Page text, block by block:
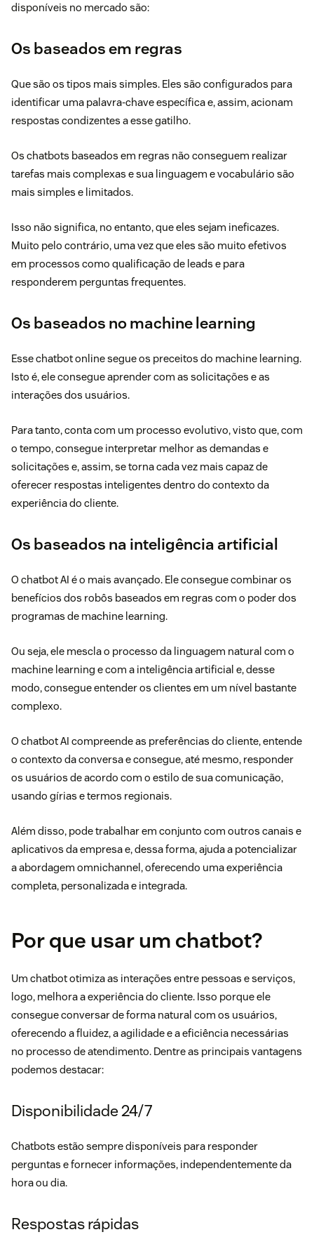
disponíveis no mercado são:
Os baseados em regras
Que são os tipos mais simples. Eles são configurados para
identificar uma palavra-chave específica e, assim, acionam
respostas condizentes a esse gatilho.
Os chatbots baseados em regras não conseguem realizar
tarefas mais complexas e sua linguagem e vocabulário são
mais simples e limitados.
Isso não significa, no entanto, que eles sejam ineficazes.
Muito pelo contrário, uma vez que eles são muito efetivos
em processos como qualificação de leads e para
responderem perguntas frequentes.
Os baseados no machine learning
Esse chatbot online segue os preceitos do machine learning.
Isto é, ele consegue aprender com as solicitações e as
interações dos usuários.
Para tanto, conta com um processo evolutivo, visto que, com
o tempo, consegue interpretar melhor as demandas e
solicitações e, assim, se torna cada vez mais capaz de
oferecer respostas inteligentes dentro do contexto da
experiência do cliente.
Os baseados na inteligência artificial
O chatbot AI é o mais avançado. Ele consegue combinar os
benefícios dos robôs baseados em regras com o poder dos
programas de machine learning.
Ou seja, ele mescla o processo da linguagem natural com o
machine learning e com a inteligência artificial e, desse
modo, consegue entender os clientes em um nível bastante
complexo.
O chatbot AI compreende as preferências do cliente, entende
o contexto da conversa e consegue, até mesmo, responder
os usuários de acordo com o estilo de sua comunicação,
usando gírias e termos regionais.
Além disso, pode trabalhar em conjunto com outros canais e
aplicativos da empresa e, dessa forma, ajuda a potencializar
a abordagem omnichannel, oferecendo uma experiência
completa, personalizada e integrada.
Por que usar um chatbot?
Um chatbot otimiza as interações entre pessoas e serviços,
logo, melhora a experiência do cliente. Isso porque ele
consegue conversar de forma natural com os usuários,
oferecendo a fluidez, a agilidade e a eficiência necessárias
no processo de atendimento. Dentre as principais vantagens
podemos destacar:
Disponibilidade 24/7
Chatbots estão sempre disponíveis para responder
perguntas e fornecer informações, independentemente da
hora ou dia.
Respostas rápidas